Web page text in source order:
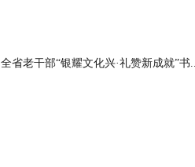
全省老干部“银耀文化兴·礼赞新成就”书...